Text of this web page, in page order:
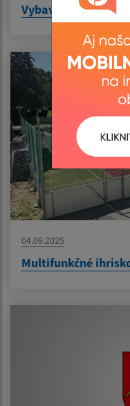
Vybavenie sály
04.09.2025
Multifunkčné